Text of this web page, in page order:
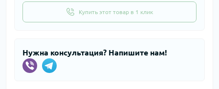
Купить этот товар в 1 клик
Нужна консультация? Напишите нам!